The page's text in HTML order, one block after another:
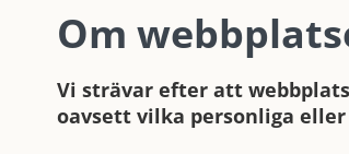
Om
Vi strävar efter att
oavsett vilka personliga